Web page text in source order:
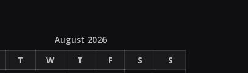
August 2026
T W T F S
S